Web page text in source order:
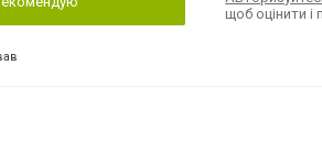
щоб оцінити